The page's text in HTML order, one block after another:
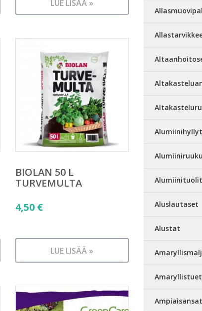
LUE LISÄÄ »
BIOLAN 50 L
TURVEMULTA
4,50 €
LUE LISÄÄ »
Alumiinihyllyt
Alumiinituolit
Aluslautaset
Alustat
Amaryllistuet
Ampiaisansat